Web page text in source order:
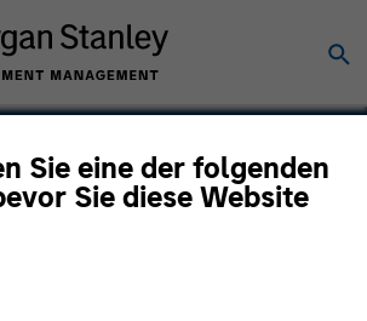
Sie eine der folgenden
Sie diese Website